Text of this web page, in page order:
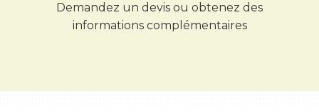
Demandez un devis ou obtenez des
informations complémentaires